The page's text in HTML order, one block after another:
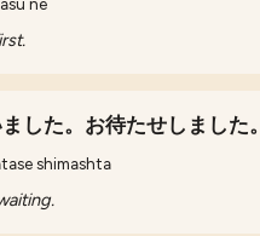
した。お待たせしました。
shimashta